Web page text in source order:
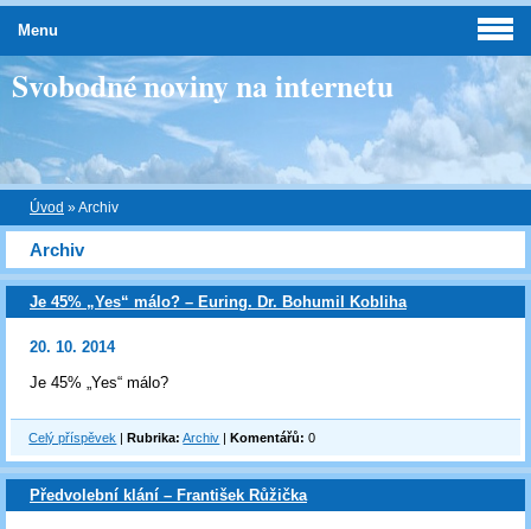
Svobodné noviny na internetu
Úvod »Archiv
Archiv
Je 45% „Yes“ málo? – Euring. Dr. Bohumil Kobliha
20. 10. 2014
Je 45% „Yes“ málo?
Celý příspěvek |Rubrika: Archiv |Komentářů: 0
Předvolební klání – František Růžička
Menu